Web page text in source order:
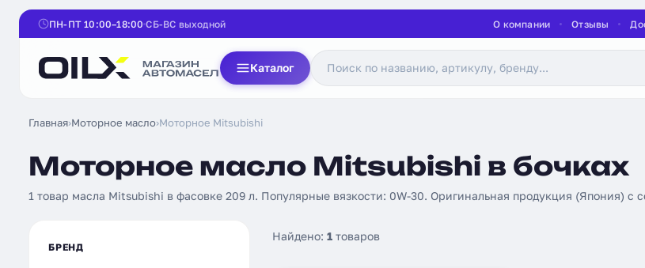
ПН-ПТ 10:00–18:00 СБ-ВС выходной О компании Отзывы
Каталог
Главная›Моторное масло›Моторное Mitsubishi
Моторное масло Mitsubishi в бочках
1 товар масла Mitsubishi в фасовке 209 л. Популярные вязкости: 0W-30. Оригинальная продукция (Япония) с
БРЕНД
Найдено: 1 товаров